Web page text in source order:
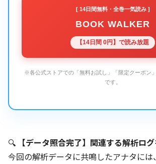
[ 14日間無料・全巻一気読み ]
BOOK WALKER
【14日間 0円】で読み放題
※各公式ストアでの「無料お試し」「限定クーポン
です。
🔍 【データ照合完了】関連する解析ロ
今回の解析データに共鳴したアナタには